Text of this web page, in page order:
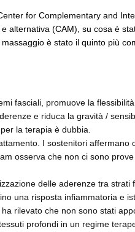
for Complementary and
alternativa (CAM), su cosa è
è stato il quinto più
fasciali, promuove la
e riduca la gravità /
la terapia è dubbia.
I sostenitori affermano
osserva che non ci sono
delle aderenze tra strati
una risposta infiammatoria e
rilevato che non sono stati
profondi in un regime